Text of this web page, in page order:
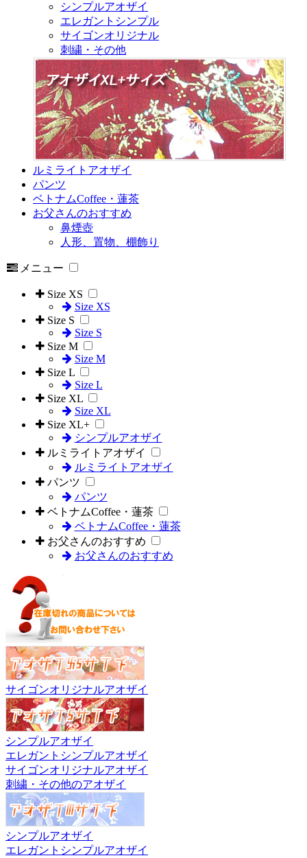
シンプルアオザイ
エレガントシンプル
サイゴンオリジナル
刺繍・その他
ルミライトアオザイ
パンツ
ベトナムCoffee・蓮茶
お父さんのおすすめ
鼻煙壺
人形、置物、棚飾り
メニュー
Size XS
Size XS
Size S
Size S
Size M
Size M
Size L
Size L
Size XL
Size XL
Size XL+
シンプルアオザイ
ルミライトアオザイ
ルミライトアオザイ
パンツ
パンツ
ベトナムCoffee・蓮茶
ベトナムCoffee・蓮茶
お父さんのおすすめ
お父さんのおすすめ
サイゴンオリジナルアオザイ
シンプルアオザイ
エレガントシンプルアオザイ
サイゴンオリジナルアオザイ
刺繍・その他のアオザイ
シンプルアオザイ
エレガントシンプルアオザイ